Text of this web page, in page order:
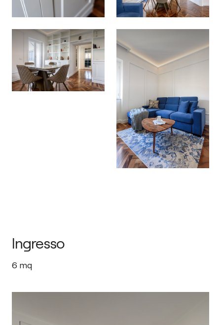
Ingresso
6 mq